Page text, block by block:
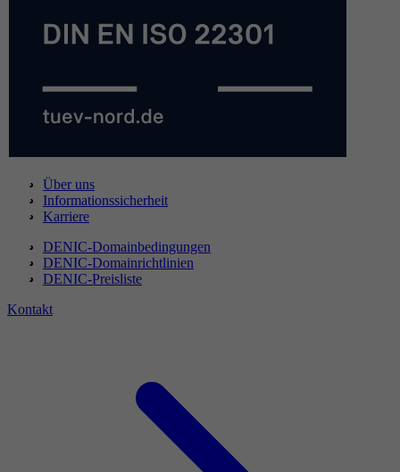
Über uns
Informationssicherheit
Karriere
DENIC-Domainbedingungen
DENIC-Domainrichtlinien
DENIC-Preisliste
Kontakt